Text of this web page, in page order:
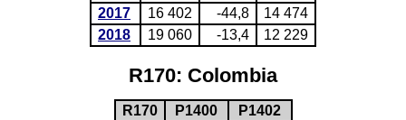
2017
16 402 -44,8
14 474
2018
19 060 -13,4 12 229
R170: Colombia
R170 P1400
P1402